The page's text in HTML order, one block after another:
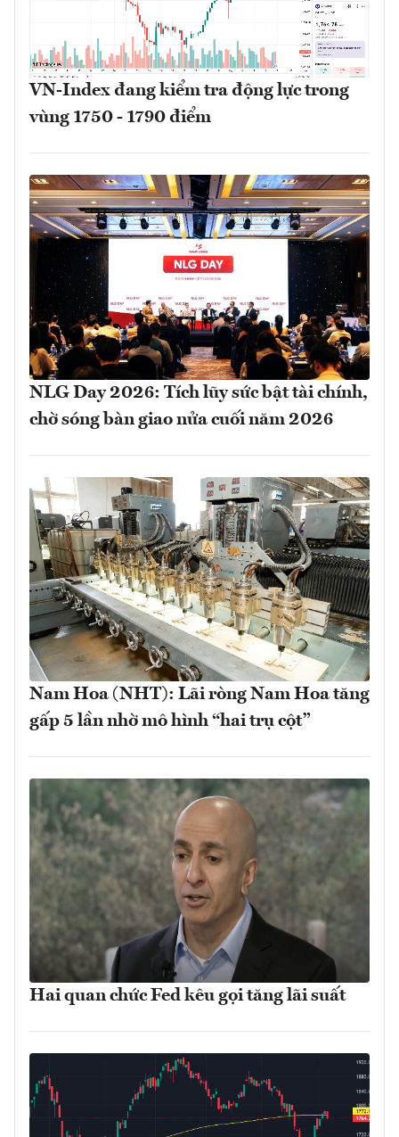
VN-Index đang kiểm tra động lực trong
vùng 1750 - 1790 điểm
NLG Day 2026: Tích lũy sức bật tài chính,
chờ sóng bàn giao nửa cuối năm 2026
Nam Hoa (NHT): Lãi ròng Nam Hoa tăng
gấp 5 lần nhờ mô hình “hai trụ cột”
Hai quan chức Fed kêu gọi tăng lãi suất